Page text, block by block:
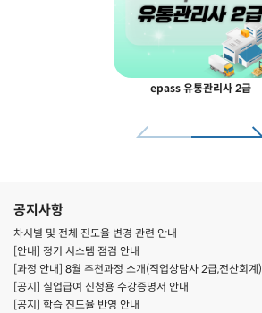
epass 유통관리사 2급
공지사항
차시별 및 전체 진도율 변경 관련 안내
[안내] 정기 시스템 점검 안내
[과정 안내] 8월 추천과정 소개(직업상담사 2급,전산회계)
[공지] 실업급여 신청용 수강증명서 안내
[공지] ​학습 진도율 반영 안내